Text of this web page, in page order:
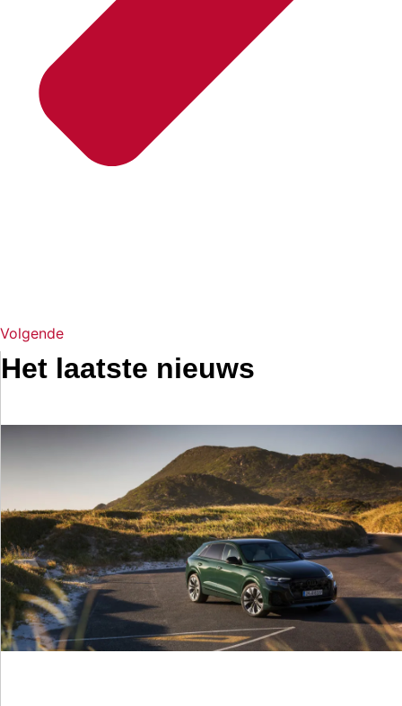
Volgende
Het laatste nieuws